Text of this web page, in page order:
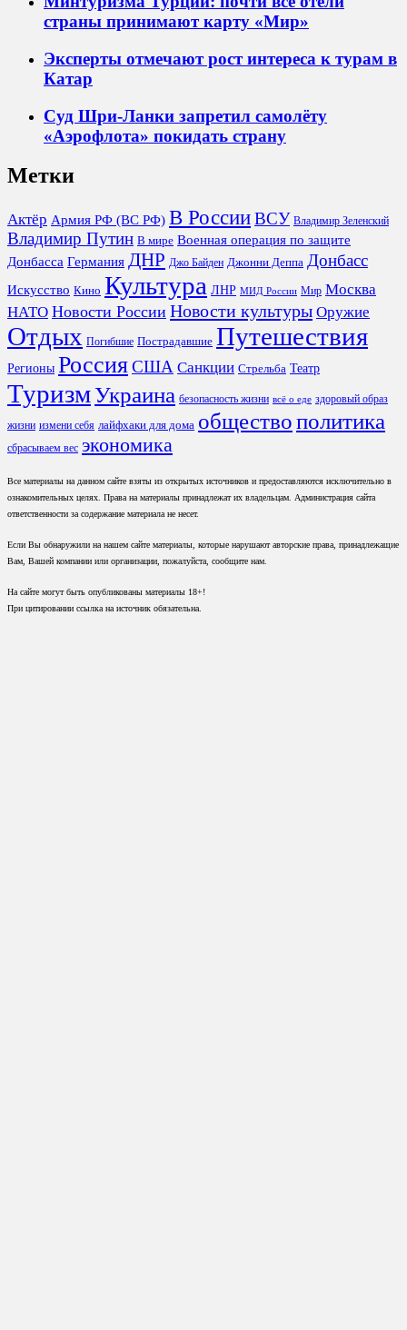
страны принимают карту «Мир»
Эксперты отмечают рост интереса к турам в
Катар
Суд Шри-Ланки запретил самолёту
«Аэрофлота» покидать страну
Метки
Актёр Армия РФ (ВС РФ) В РоссииВСУ Владимир Зеленский
Владимир Путин В мире Военная операция по защите
Донбасса Германия ДНР Джо Байден Джонни Деппа Донбасс
Искусство Кино Культура ЛНР МИД России Мир Москва
НАТО Новости России Новости культуры Оружие
Отдых Погибшие Пострадавшие Путешествия
Регионы Россия США Санкции Стрельба Театр
ТуризмУкраина безопасность жизни всё о еде здоровый образ
жизни измени себя лайфхаки для дома обществополитика
сбрасываем вес экономика
Все материалы на данном сайте взяты из открытых источников и предоставляются исключительно в
ознакомительных целях. Права на материалы принадлежат их владельцам. Администрация сайта
ответственности за содержание материала не несет.
Если Вы обнаружили на нашем сайте материалы, которые нарушают авторские права, принадлежащие
Вам, Вашей компании или организации, пожалуйста, сообщите нам.
На сайте могут быть опубликованы материалы 18+!
При цитировании ссылка на источник обязательна.